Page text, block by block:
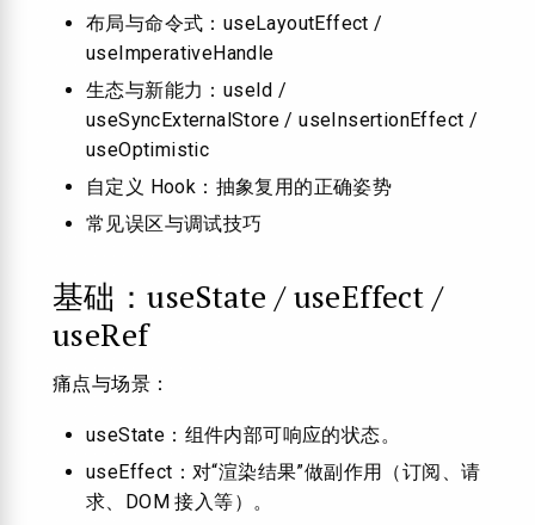
布局与命令式：useLayoutEffect /
useImperativeHandle
生态与新能力：useId /
useSyncExternalStore / useInsertionEffect /
useOptimistic
自定义 Hook：抽象复用的正确姿势
常见误区与调试技巧
基础：useState / useEffect /
useRef
痛点与场景：
useState：组件内部可响应的状态。
useEffect：对“渲染结果”做副作用（订阅、请
求、DOM 接入等）。